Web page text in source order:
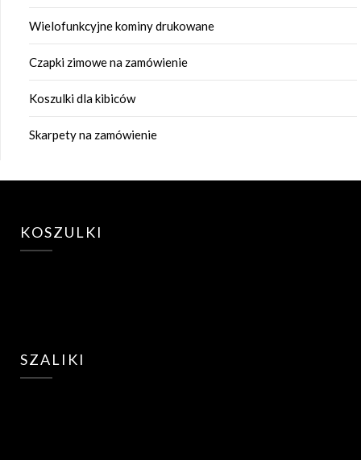
Wielofunkcyjne kominy drukowane
Czapki zimowe na zamówienie
Koszulki dla kibiców
Skarpety na zamówienie
KOSZULKI
SZALIKI